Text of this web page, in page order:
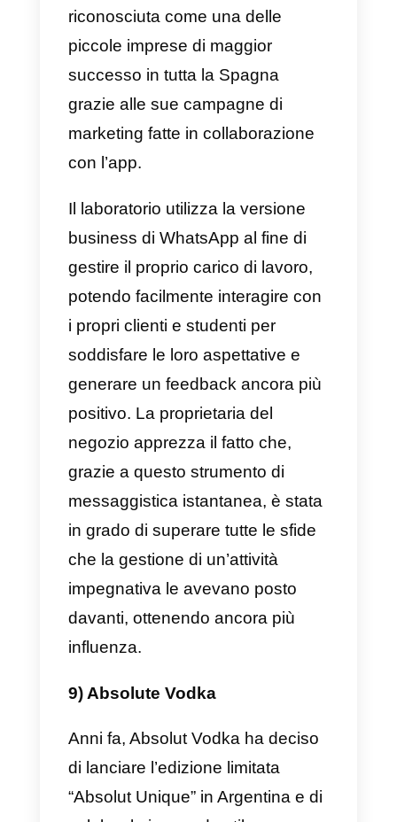
possano essere utilizzate per
coinvolgere i clienti anche in
concorsi divertenti ed
entusiasmanti, rafforzando al
contempo la connessione del
6) Noleggia un Predator –
Adidas
Nel 2020, Adidas ha ideato una
campagna finalizzata ad aiutare
le squadre di calcio londinesi. La
campagna, chiamata “Noleggia
un Predator”, ha permesso ai
giocatori di richiedere una
sostituzione tramite WhatsApp
caso in cui la loro squadra
perso la partita all’ultimo minuto.
avrebbero inviato l’ora, il giorno e
il luogo della partita ad Adidas su
WhatsApp e Adidas avrebbe
successivamente inviato loro un